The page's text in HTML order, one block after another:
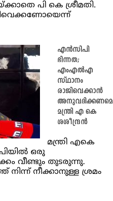
പി കെ ശ്രീമതി.
എൻസിപി
ഭിന്നത;
എംഎൽഎ
സ്ഥാനം
രാജിവെക്കാൻ
മന്ത്രി എ കെ
ശശീന്ദ്രൻ
മന്ത്രി എകെ
ഒരു
വീണ്ടും തുടരുന്നു.
നിന്ന് നീക്കാനുള്ള ശ്രമം